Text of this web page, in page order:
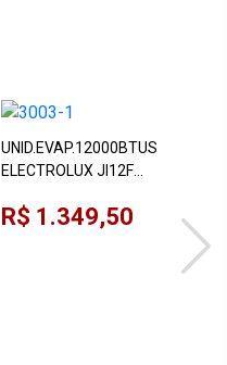
UNID.EVAP.12000BTUS
ELECTROLUX JI12F
R$ 1.349,50